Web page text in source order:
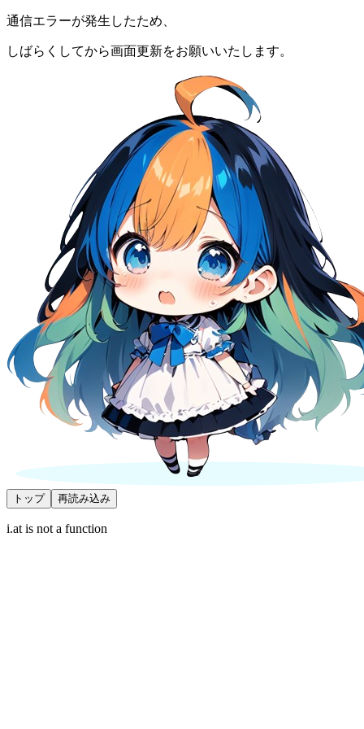
通信エラーが発生したため、
しばらくしてから画面更新をお願いいたします。
トップ 再読み込み
i.at is not a function